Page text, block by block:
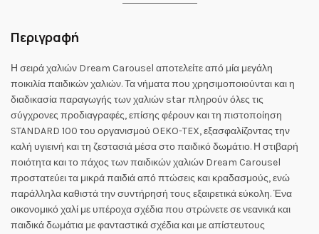
Περιγραφή
Η σειρά χαλιών Dream Carousel αποτελείτε από μία μεγάλη
ποικιλία παιδικών χαλιών. Τα νήματα που χρησιμοποιούνται και η
διαδικασία παραγωγής των χαλιών star πληρούν όλες τις
σύγχρονες προδιαγραφές, επίσης φέρουν και τη πιστοποίηση
STANDARD 100 του οργανισμού OEKO-TEX, εξασφαλίζοντας την
καλή υγιεινή και τη ζεστασιά μέσα στο παιδικό δωμάτιο. Η στιβαρή
ποιότητα και το πάχος των παιδικών χαλιών Dream Carousel
προστατεύει τα μικρά παιδιά από πτώσεις και κραδασμούς, ενώ
παράλληλα καθιστά την συντήρησή τους εξαιρετικά εύκολη. Ένα
οικονομικό χαλί με υπέροχα σχέδια που στρώνετε σε νεανικά και
παιδικά δωμάτια με φανταστικά σχέδια και με απίστευτους